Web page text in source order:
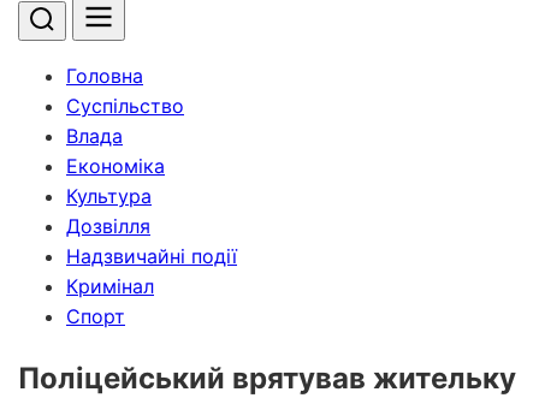
Головна
Суспільство
Влада
Економіка
Культура
Дозвілля
Надзвичайні події
Кримінал
Спорт
Поліцейський врятував жительку